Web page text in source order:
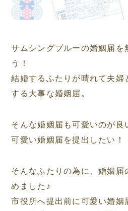
サムシングブルーの婚姻届を
う！
結婚するふたりが晴れて夫婦
する大事な婚姻届。
そんな婚姻届も可愛いのが良
可愛い婚姻届を提出したい！
そんなふたりの為に、婚姻届
めました♪
市役所へ提出前に可愛い婚姻